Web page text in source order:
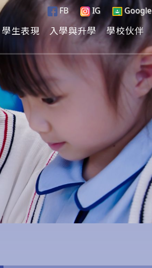
FB IG Google
學生表現 入學與升學 學校伙伴